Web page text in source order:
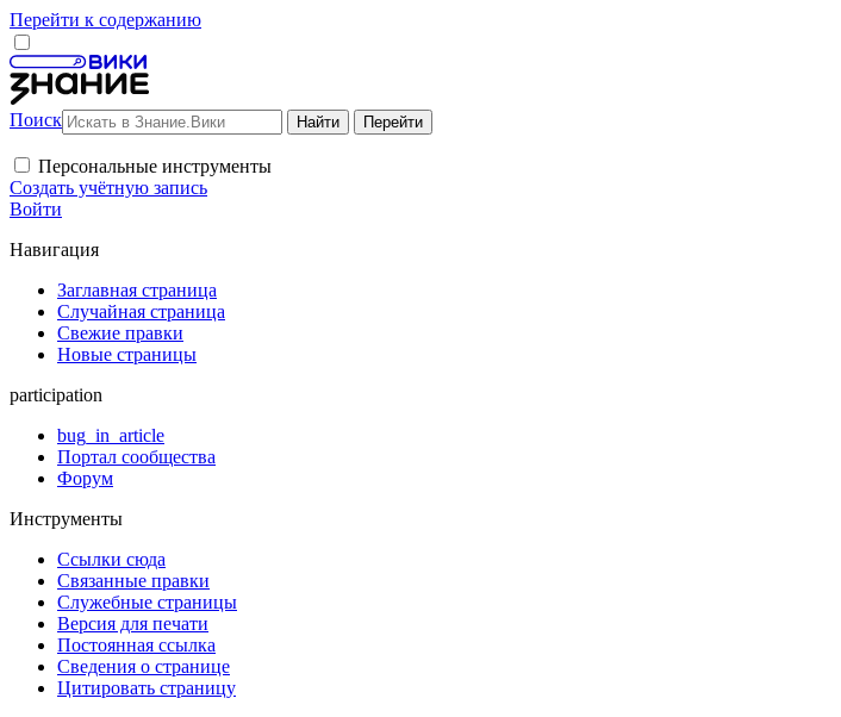
Перейти к содержанию
Поиск
Персональные инструменты
Создать учётную запись
Войти
Навигация
Заглавная страница
Случайная страница
Свежие правки
Новые страницы
participation
bug_in_article
Портал сообщества
Форум
Инструменты
Ссылки сюда
Связанные правки
Служебные страницы
Версия для печати
Постоянная ссылка
Сведения о странице
Цитировать страницу